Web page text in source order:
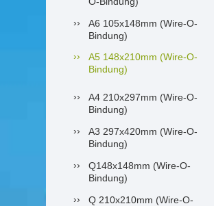
A6 105x148mm (Wire-O-
Bindung)
A5 148x210mm (Wire-O-
Bindung)
A4 210x297mm (Wire-O-
Bindung)
A3 297x420mm (Wire-O-
Bindung)
Q148x148mm (Wire-O-
Bindung)
Q 210x210mm (Wire-O-